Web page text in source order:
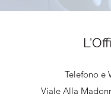
Telefono e
Viale Alla